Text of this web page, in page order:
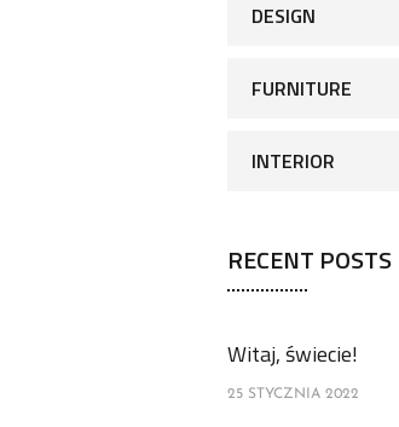
DESIGN
FURNITURE
INTERIOR
RECENT POSTS
Witaj, świecie!
25 STYCZNIA 2022